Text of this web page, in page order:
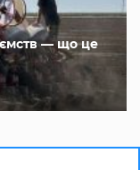
— що це